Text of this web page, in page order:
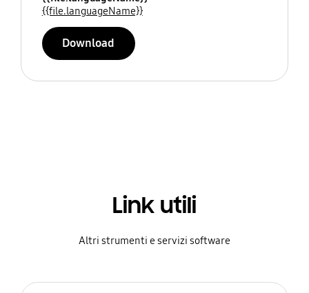
{{file.languageName}}
Download
Link utili
Altri strumenti e servizi software